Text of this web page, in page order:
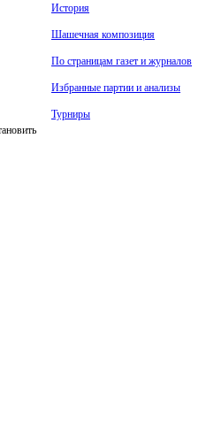
История
Шашечная композиция
По страницам газет и журналов
Избранные партии и анализы
Турниры